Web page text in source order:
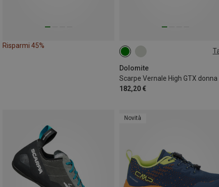
Risparmi 45%
Dolomite
Scarpe Vernale High GTX donna
182,20 €
Novità